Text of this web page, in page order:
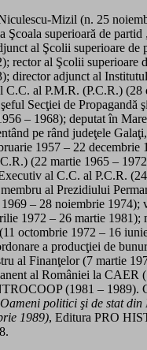
Mizil (n. 25
Şcoala superioară de partid
al Şcolii superioare de
rector al Şcolii superioare
director adjunct al
C.C. al P.M.R. (P.C.R.) (28
Secţiei de Propagandă
– 1968); deputat în
pe rând judeţele
1957 – 22 decembrie
(22 martie 1965 –
al C.C. al P.C.R.
al Prezidiului
– 28 noiembrie 1974);
1972 – 26 martie 1981);
octombrie 1972 – 16
a producţiei de
al Finanţelor (7 martie
al României la CAER
(1981 – 1989).
politici şi de stat din
1989), Editura PRO